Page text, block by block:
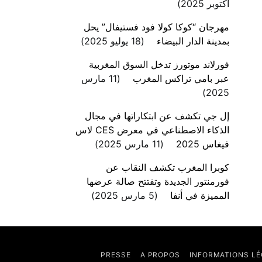
أكتوبر 2025
مهرجان “كوكا كولا فود فستيفال” يحل
بمدينة الدار البيضاء
18 يوليو 2025
فورلاند موتورز تدخل السوق المغربية
عبر بامي تراكس المغرب
11 مارس
2025
إل جي تكشف عن ابتكاراتها في مجال
الذكاء الاصطناعي في معرض CES لاس
فيغاس 2025
11 مارس 2025
كوبرا المغرب تكشف النقاب عن
فورمنتور الجديدة وتفتتح صالة عرضها
المميزة في أنفا
5 مارس 2025
INFORMATIONS
A PROPOS
PRESSE